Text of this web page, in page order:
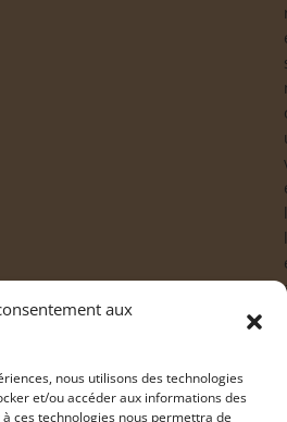
aux
nous utilisons des technologies
et/ou accéder aux informations des
ces technologies nous permettra de
l
l